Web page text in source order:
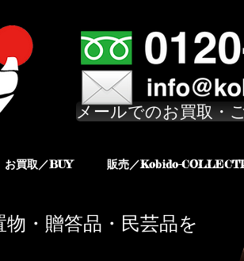
お買取／BUY 販売／Kobido-
メールでのお買取・
・贈答品・民芸品を